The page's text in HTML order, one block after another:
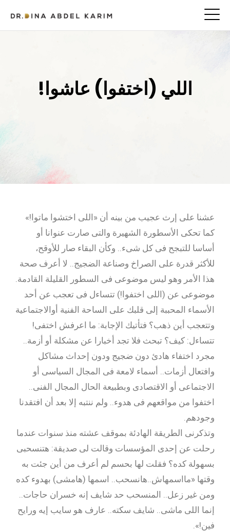
اللي (اختفوا) عاشوا!
عشنا على إرث عجيب من بينه أن «اللى اختشوا ماتوا!»
كما تحكى الأسطورة الشهيرة والتى صارت عنوانا أو
أساسا للتبجح فى كل شىء.. وكأن البقاء صار للأوقح،
للأكثر قدرة على الصراخ وصناعة الضجيج.. لا أعرف صحة
هذا الأمر وهو ليس موضوعى فى السطور القليلة القادمة.
موضوعى عن (اللى اختفوا!) تتساءل فى تعجب عن أحد
الأسماء المحببة إلى قلبك على الساحة الفنية أوالاجتماعية
وتتعجب أين ذهب؟ فتأتيك الإجابة: ما اعرفش اختفى!
تتساءل: كيف؟ تبحث فلا تجد أخبارا عن مشكلة أو أزمة..
مجرد اختفاء هادئ دون ضجيج ودون إحداث مشاكل
وافتعال أزمات.. أسماء لامعة فى المجال السياسى أو
الاجتماعى أو الاقتصادى وبطبيعة الحال المجال الفنى..
اختفوا من مواقعهم فى هدوء.. ولم ننتبه إلا بعد أن افتقدنا
وجودهم.
وتذكرنى الطريقة الهادئة بموقف عشته منذ سنوات عندما
رحلت عن إحدى المؤسسات وقالت لى صديقة: هتنسحبى
بسهولة كده؟ فقلت لها بحسم لم أعرف من أين جئت به
وقتها «مااسمهاش..هانسحب.. اسمها (هامشى) بهدوء كده
ومن غير زعل.. المنسحب حد شايف إنه خسران حاجات..
إنما اللى ماشى.. شايف سكته.. عارف هو سايب إيه ورايح
فين!».